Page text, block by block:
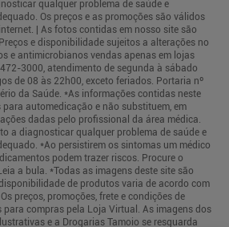
qualquer problema de saúde e
Os preços e as promoções são válidos
| As fotos contidas em nosso site são
e disponibilidade sujeitos a alterações no
e antimicrobianos vendas apenas em lojas
3000, atendimento de segunda à sábado
de 08 às 22h00, exceto feriados. Portaria nº
da Saúde. *As informações contidas neste
para automedicação e não substituem, em
dadas pelo profissional da área médica.
a diagnosticar qualquer problema de saúde e
*Ao persistirem os sintomas um médico
podem trazer riscos. Procure o
a bula. *Todas as imagens deste site são
de produtos varia de acordo com
preços, promoções, frete e condições de
para compras pela Loja Virtual. As imagens dos
e a Drogarias Tamoio se resguarda